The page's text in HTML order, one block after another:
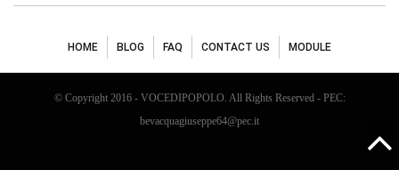
HOME BLOG FAQ CONTACT US MODULE
© Copyright 2016 - VOCEDIPOPOLO. All Rights Reserved - PEC:
bevacquagiuseppe64@pec.it